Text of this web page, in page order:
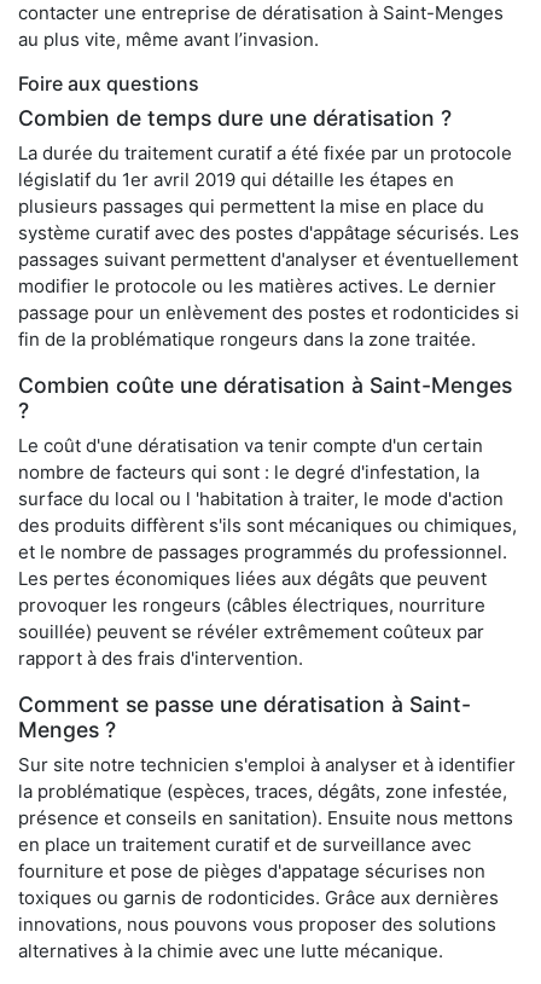
contacter une entreprise de dératisation à Saint-Menges
au plus vite, même avant l’invasion.
Foire aux questions
Combien de temps dure une dératisation ?
La durée du traitement curatif a été fixée par un protocole
législatif du 1er avril 2019 qui détaille les étapes en
plusieurs passages qui permettent la mise en place du
système curatif avec des postes d'appâtage sécurisés. Les
passages suivant permettent d'analyser et éventuellement
modifier le protocole ou les matières actives. Le dernier
passage pour un enlèvement des postes et rodonticides si
fin de la problématique rongeurs dans la zone traitée.
Combien coûte une dératisation à Saint-Menges
?
Le coût d'une dératisation va tenir compte d'un certain
nombre de facteurs qui sont : le degré d'infestation, la
surface du local ou l 'habitation à traiter, le mode d'action
des produits diffèrent s'ils sont mécaniques ou chimiques,
et le nombre de passages programmés du professionnel.
Les pertes économiques liées aux dégâts que peuvent
provoquer les rongeurs (câbles électriques, nourriture
souillée) peuvent se révéler extrêmement coûteux par
rapport à des frais d'intervention.
Comment se passe une dératisation à Saint-
Menges ?
Sur site notre technicien s'emploi à analyser et à identifier
la problématique (espèces, traces, dégâts, zone infestée,
présence et conseils en sanitation). Ensuite nous mettons
en place un traitement curatif et de surveillance avec
fourniture et pose de pièges d'appatage sécurises non
toxiques ou garnis de rodonticides. Grâce aux dernières
innovations, nous pouvons vous proposer des solutions
alternatives à la chimie avec une lutte mécanique.